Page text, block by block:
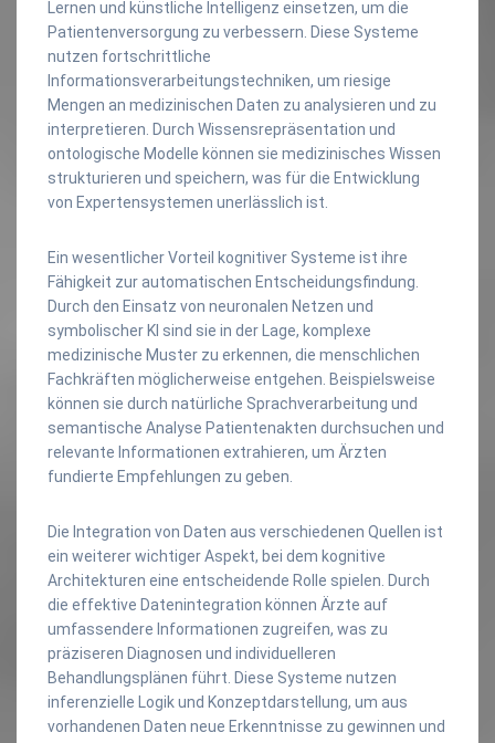
Lernen und künstliche Intelligenz einsetzen, um die
Patientenversorgung zu verbessern. Diese Systeme
nutzen fortschrittliche
Informationsverarbeitungstechniken, um riesige
Mengen an medizinischen Daten zu analysieren und zu
interpretieren. Durch Wissensrepräsentation und
ontologische Modelle können sie medizinisches Wissen
strukturieren und speichern, was für die Entwicklung
von Expertensystemen unerlässlich ist.
Ein wesentlicher Vorteil kognitiver Systeme ist ihre
Fähigkeit zur automatischen Entscheidungsfindung.
Durch den Einsatz von neuronalen Netzen und
symbolischer KI sind sie in der Lage, komplexe
medizinische Muster zu erkennen, die menschlichen
Fachkräften möglicherweise entgehen. Beispielsweise
können sie durch natürliche Sprachverarbeitung und
semantische Analyse Patientenakten durchsuchen und
relevante Informationen extrahieren, um Ärzten
fundierte Empfehlungen zu geben.
Die Integration von Daten aus verschiedenen Quellen ist
ein weiterer wichtiger Aspekt, bei dem kognitive
Architekturen eine entscheidende Rolle spielen. Durch
die effektive Datenintegration können Ärzte auf
umfassendere Informationen zugreifen, was zu
präziseren Diagnosen und individuelleren
Behandlungsplänen führt. Diese Systeme nutzen
inferenzielle Logik und Konzeptdarstellung, um aus
vorhandenen Daten neue Erkenntnisse zu gewinnen und